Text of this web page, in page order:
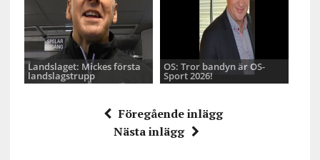
Landslaget: Mickes första
landslagstrupp
OS: Tror bandyn är OS-
Sport 2026!
Föregående inlägg
Nästa inlägg